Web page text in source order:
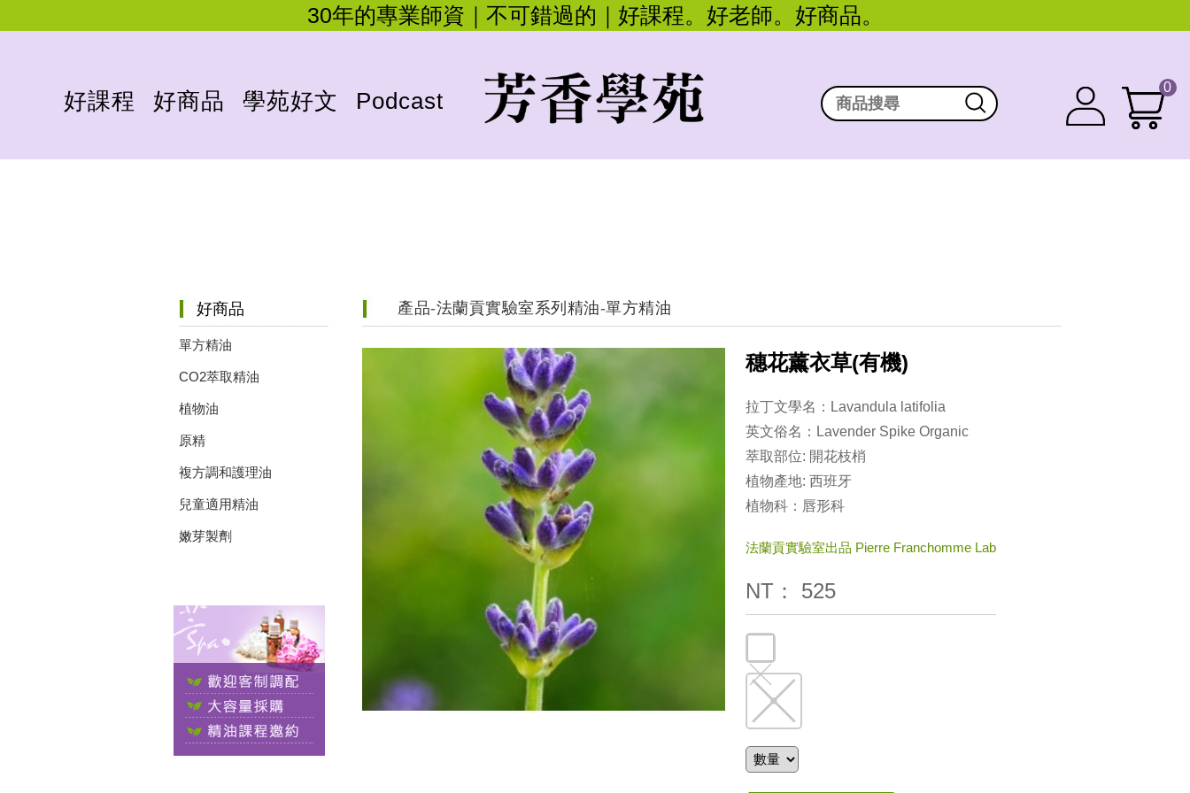
30年的專業師資｜不可錯過的｜好課程。好老師。好商品。
0
好課程 好商品 學苑好文 Podcast
好商品
單方精油
CO2萃取精油
植物油
原精
複方調和護理油
兒童適用精油
嫩芽製劑
產品-法蘭貢實驗室系列精油-單方精油
穗花薰衣草(有機)
拉丁文學名：Lavandula latifolia
英文俗名：Lavender Spike Organic
萃取部位: 開花枝梢
植物產地: 西班牙
植物科：唇形科
法蘭貢實驗室出品 Pierre Franchomme Lab
NT： 525